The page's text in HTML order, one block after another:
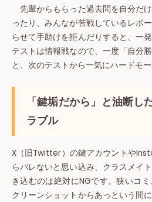
先輩からもらった過去問を自分だ
ったり、みんなが苦戦しているレポ
らせて手助けを拒んだりすると、一
テストは情報戦なので、一度「自分
と、次のテストから一気にハードモー
「鍵垢だから」と油断し
ラブル
X（旧Twitter）の鍵アカウントや
らバレないと思い込み、クラスメイ
き込むのは絶対にNGです。狭いコ
クリーンショットからあっという間